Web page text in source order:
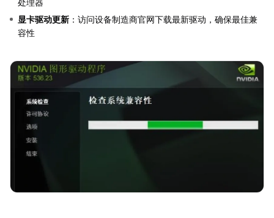
处理器
显卡驱动更新 ：访问设备制造商官网下载最新驱动，确保最佳兼
容性